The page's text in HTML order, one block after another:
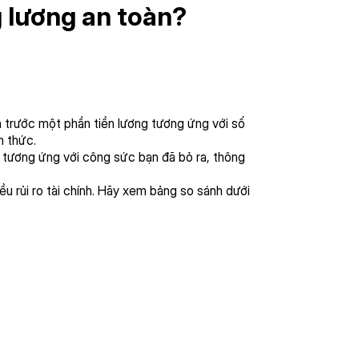
an toàn?
trước một phần tiền lương tương ứng với số
thức.
ứng với công sức bạn đã bỏ ra, thông
rủi ro tài chính. Hãy xem bảng so sánh dưới